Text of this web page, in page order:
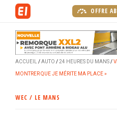
OFFRE
ACCUEIL AUTO 24 HEURES DU MANS
MONTRER QUE JE MÉRITE MA PLACE »
WEC / LE MANS